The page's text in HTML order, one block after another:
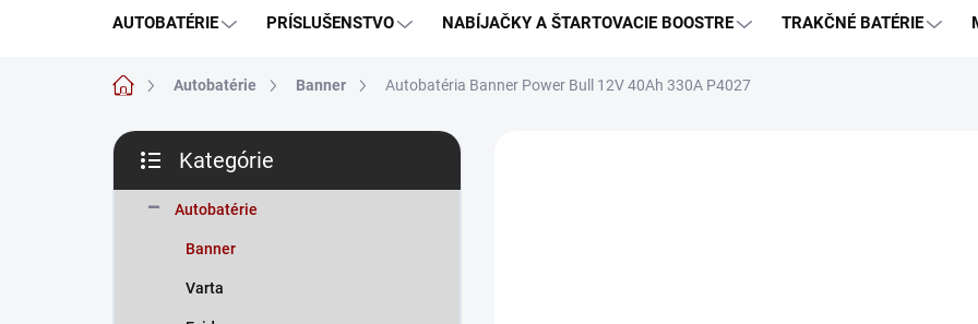
AUTOBATÉRIE PRÍSLUŠENSTVO NABÍJAČKY A ŠTARTOVACIE BOOSTRE TRAKČNÉ BATÉRIE
DomovAutobatérie Banner Autobatéria Banner Power Bull 12V 40Ah 330A P4027
B
č
kategórie
Kategórie
Autobatérie
Banner
Varta